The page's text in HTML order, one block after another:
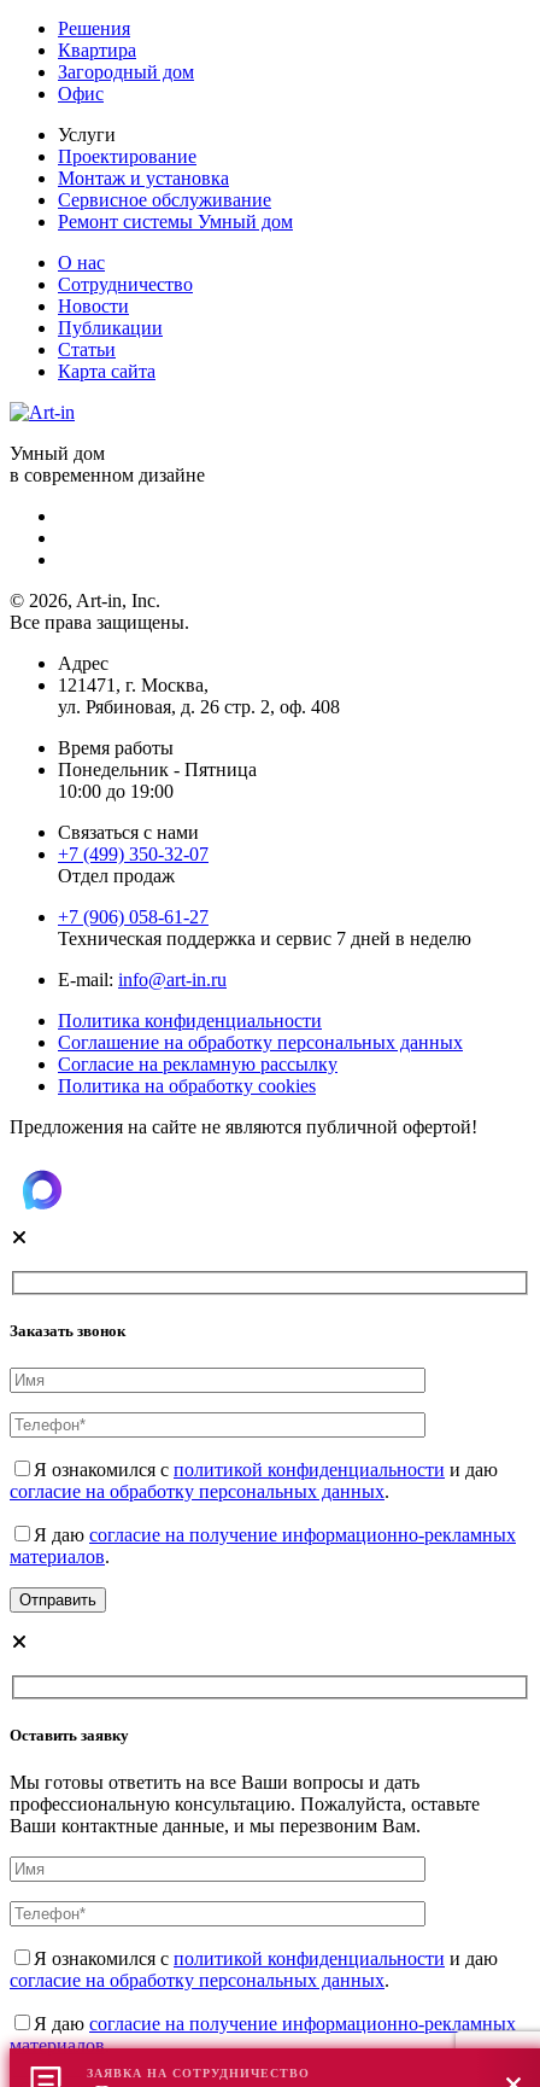
Решения
Квартира
Загородный дом
Офис
Услуги
Проектирование
Монтаж и установка
Сервисное обслуживание
Ремонт системы Умный дом
О нас
Сотрудничество
Новости
Публикации
Статьи
Карта сайта
Умный дом
в современном дизайне
© 2026, Art-in, Inc.
Все права защищены.
Адрес
121471, г. Москва,
ул. Рябиновая, д. 26 стр. 2, оф. 408
Время работы
Понедельник - Пятница
10:00 до 19:00
Связаться с нами
+7 (499) 350-32-07
Отдел продаж
+7 (906) 058-61-27
Техническая поддержка и сервис 7 дней в неделю
Е-mail: info@art-in.ru
Политика конфиденциальности
Соглашение на обработку персональных данных
Согласие на рекламную рассылку
Политика на обработку cookies
Предложения на сайте не являются публичной офертой!
Заказать звонок
Я ознакомился с политикой конфиденциальности и даю
согласие на обработку персональных данных.
Я даю согласие на получение информационно-рекламных
материалов.
Оставить заявку
Мы готовы ответить на все Ваши вопросы и дать
профессиональную консультацию. Пожалуйста, оставьте
Ваши контактные данные, и мы перезвоним Вам.
Я ознакомился с политикой конфиденциальности и даю
согласие на обработку персональных данных.
Я даю согласие на получение информационно-рекламных
материалов.
ЗАЯВКА НА СОТРУДНИЧЕСТВО